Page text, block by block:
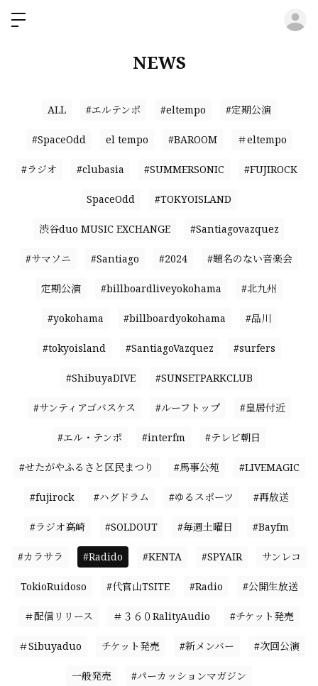
NEWS
ALL #エルテンポ #eltempo #定期公演
#SpaceOdd el tempo #BAROOM ＃eltempo
#ラジオ #clubasia #SUMMERSONIC #FUJIROCK
SpaceOdd #TOKYOISLAND
渋谷duo MUSIC EXCHANGE #Santiagovazquez
#サマソニ #Santiago #2024 #題名のない音楽会
定期公演 #billboardliveyokohama #北九州
#yokohama #billboardyokohama #品川
#tokyoisland #SantiagoVazquez #surfers
#ShibuyaDIVE #SUNSETPARKCLUB
#サンティアゴバスケス #ルーフトップ #皇居付近
#エル・テンポ #interfm #テレビ朝日
#せたがやふるさと区民まつり #馬事公苑 #LIVEMAGIC
#fujirock #ハグドラム #ゆるスポーツ #再放送
#ラジオ高崎 #SOLDOUT #毎週土曜日 #Bayfm
#カラサラ #Radido #KENTA #SPYAIR サンレコ
TokioRuidoso #代官山TSITE #Radio #公開生放送
＃配信リリース ＃３６０RalityAudio #チケット発売
＃Sibuyaduo チケット発売 #新メンバー #次回公演
一般発売 #パーカッションマガジン